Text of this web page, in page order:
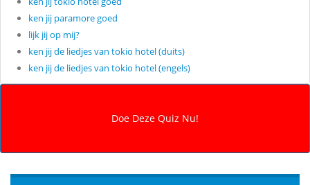
ken jij paramore goed
lijk jij op mij?
ken jij de liedjes van tokio hotel (duits)
ken jij de liedjes van tokio hotel (engels)